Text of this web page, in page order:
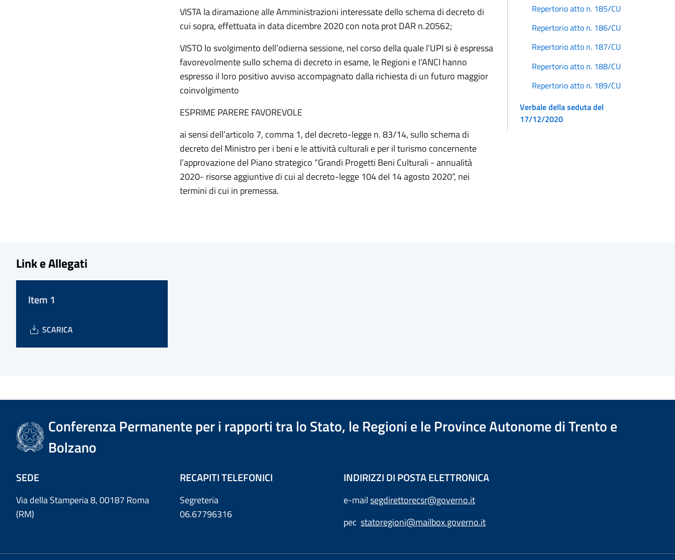
VISTA la diramazione alle Amministrazioni interessate dello schema di decreto di
cui sopra, effettuata in data dicembre 2020 con nota prot DAR n.20562;
VISTO lo svolgimento dell’odierna sessione, nel corso della quale l’UPI si è espressa
favorevolmente sullo schema di decreto in esame, le Regioni e l’ANCI hanno
espresso il loro positivo avviso accompagnato dalla richiesta di un futuro maggior
coinvolgimento
ESPRIME PARERE FAVOREVOLE
ai sensi dell’articolo 7, comma 1, del decreto-legge n. 83/14, sullo schema di
decreto del Ministro per i beni e le attività culturali e per il turismo concernente
l’approvazione del Piano strategico “Grandi Progetti Beni Culturali - annualità
2020- risorse aggiuntive di cui al decreto-legge 104 del 14 agosto 2020”, nei
termini di cui in premessa.
Repertorio atto n. 185/CU
Repertorio atto n. 186/CU
Repertorio atto n. 187/CU
Repertorio atto n. 188/CU
Repertorio atto n. 189/CU
Verbale della seduta del
17/12/2020
Link e Allegati
Item 1
SCARICA
Conferenza Permanente per i rapporti tra lo Stato, le Regioni e le Province Autonome di Trento e
Bolzano
SEDE
Via della Stamperia 8, 00187 Roma
(RM)
RECAPITI TELEFONICI
Segreteria
06.67796316
INDIRIZZI DI POSTA ELETTRONICA
e-mailsegdirettorecsr@governo.it
pec statoregioni@mailbox.governo.it